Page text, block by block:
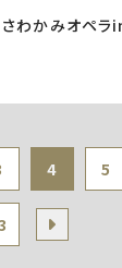
わかみオペラ
4 5